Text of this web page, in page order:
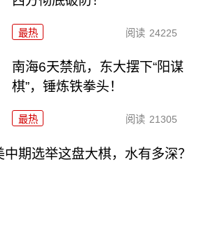
最热 阅读 24225
南海6天禁航，东大摆下“阳谋
棋”，锤炼铁拳头！
最热 阅读 21305
期选举这盘大棋，水有多深？